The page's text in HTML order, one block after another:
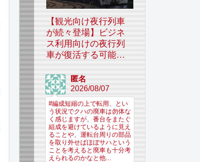
【観光向け夜行列車
が続々登場】ビジネ
ス利用向けの夜行列
車が復活する可能性
匿名
2026/08/07
#編成短縮の上で転用、とい
う状況でクハの廃車は勿体な
く感じますが、番台をまたぐ
組成を避けているように見え
ることや、運転台周りの部品
を取り外せばほぼサハという
ことを考えると廃車も十分考
えられるのかなと他...